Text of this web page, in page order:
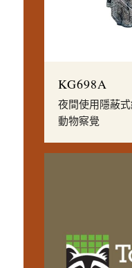
KG698A
夜間使用隱蔽
動物察覺